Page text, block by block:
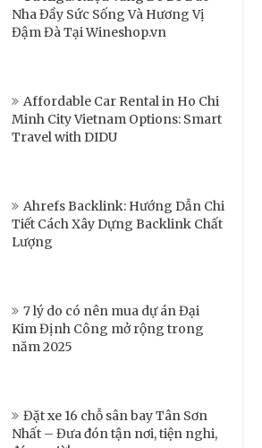
Nha Đầy Sức Sống Và Hương Vị
Đậm Đà Tại Wineshop.vn
Affordable Car Rental in Ho Chi
Minh City Vietnam Options: Smart
Travel with DIDU
Ahrefs Backlink: Hướng Dẫn Chi
Tiết Cách Xây Dựng Backlink Chất
Lượng
7 lý do có nên mua dự án Đại
Kim Định Công mở rộng trong
năm 2025
Đặt xe 16 chỗ sân bay Tân Sơn
Nhất – Đưa đón tận nơi, tiện nghi,